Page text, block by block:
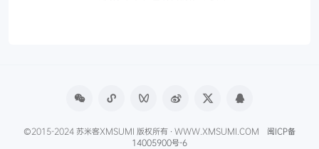
©2015-2024 苏米客XMSUMI 版权所有 · WWW.XMSUMI.COM 闽ICP备
14005900号-6